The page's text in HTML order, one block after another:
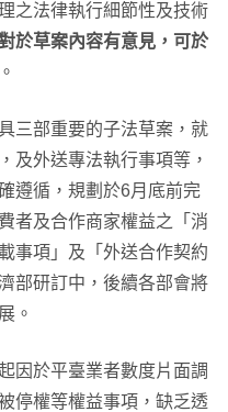
之法律執行細節性及技術
於草案內容有意見，可於
。
三部重要的子法草案，就
及外送專法執行事項等，
遵循，規劃於6月底前完
者及合作商家權益之「消
事項」及「外送合作契約
部研訂中，後續各部會將
。
因於平臺業者數度片面調
停權等權益事項，缺乏透